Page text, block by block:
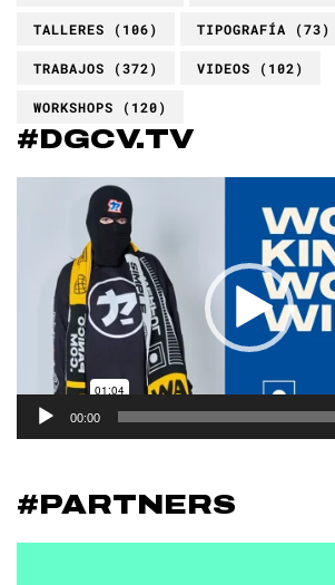
TALLERES (106) TIPOGRAFÍA (73)
TRABAJOS (372) VIDEOS (102)
WORKSHOPS (120)
#DGCV.TV
Reproductor
00:00
#PARTNERS